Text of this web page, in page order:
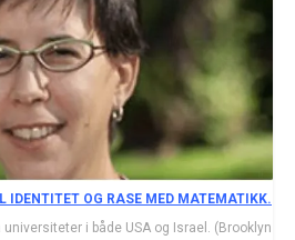
IDENTITET OG RASE MED MATEMATIKK.
i både USA og Israel. (Brooklyn